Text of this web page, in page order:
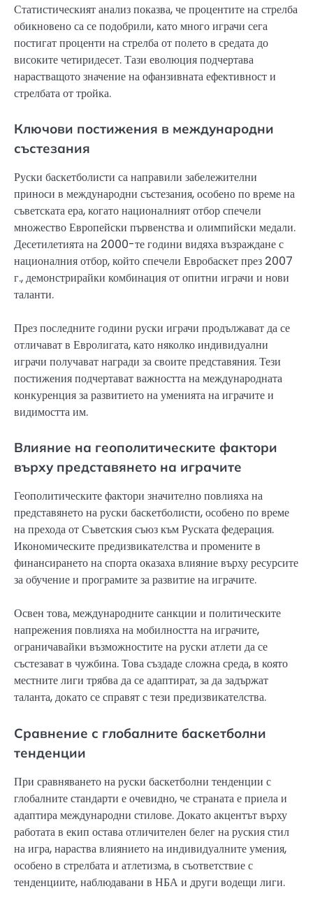
Статистическият анализ показва, че процентите на стрелба
обикновено са се подобрили, като много играчи сега
постигат проценти на стрелба от полето в средата до
високите четиридесет. Тази еволюция подчертава
нарастващото значение на офанзивната ефективност и
стрелбата от тройка.
Ключови постижения в международни
състезания
Руски баскетболисти са направили забележителни
приноси в международни състезания, особено по време на
съветската ера, когато националният отбор спечели
множество Европейски първенства и олимпийски медали.
Десетилетията на 2000-те години видяха възраждане с
националния отбор, който спечели Евробаскет през 2007
г., демонстрирайки комбинация от опитни играчи и нови
таланти.
През последните години руски играчи продължават да се
отличават в Евролигата, като няколко индивидуални
играчи получават награди за своите представяния. Тези
постижения подчертават важността на международната
конкуренция за развитието на уменията на играчите и
видимостта им.
Влияние на геополитическите фактори
върху представянето на играчите
Геополитическите фактори значително повлияха на
представянето на руски баскетболисти, особено по време
на прехода от Съветския съюз към Руската федерация.
Икономическите предизвикателства и промените в
финансирането на спорта оказаха влияние върху ресурсите
за обучение и програмите за развитие на играчите.
Освен това, международните санкции и политическите
напрежения повлияха на мобилността на играчите,
ограничавайки възможностите на руски атлети да се
състезават в чужбина. Това създаде сложна среда, в която
местните лиги трябва да се адаптират, за да задържат
таланта, докато се справят с тези предизвикателства.
Сравнение с глобалните баскетболни
тенденции
При сравняването на руски баскетболни тенденции с
глобалните стандарти е очевидно, че страната е приела и
адаптира международни стилове. Докато акцентът върху
работата в екип остава отличителен белег на руския стил
на игра, нараства влиянието на индивидуалните умения,
особено в стрелбата и атлетизма, в съответствие с
тенденциите, наблюдавани в НБА и други водещи лиги.